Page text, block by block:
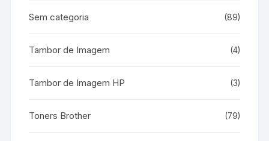
Sem categoria (89)
Tambor de Imagem (4)
Tambor de Imagem HP (3)
Toners Brother (79)